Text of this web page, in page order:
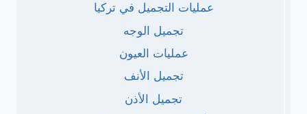
عمليات التجميل في تركيا
تجميل الوجه
عمليات العيون
تجميل الأنف
تجميل الأذن